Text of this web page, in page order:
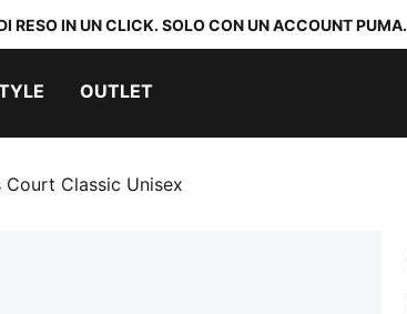
RESO IN UN CLICK. SOLO CON UN ACCOUNT PUMA.
OUTLET
Court Classic Unisex